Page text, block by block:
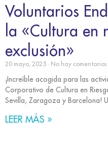
Voluntarios
la «Cultura en
exclusión»
20 mayo, 2025 No hay comentarios
¡Increíble acogida para las
Corporativo de Cultura en
Sevilla, Zaragoza y Barcelona!
LEER MÁS »